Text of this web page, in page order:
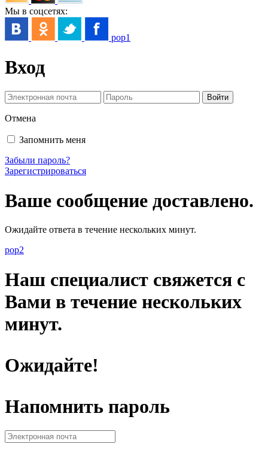
Мы в соцсетях:
pop1
Вход
Отмена
Запомнить меня
Забыли пароль?
Зарегистрироваться
Ваше сообщение доставлено.
Ожидайте ответа в течение нескольких минут.
pop2
Наш специалист свяжется с
Вами в течение нескольких
минут.
Ожидайте!
Напомнить пароль